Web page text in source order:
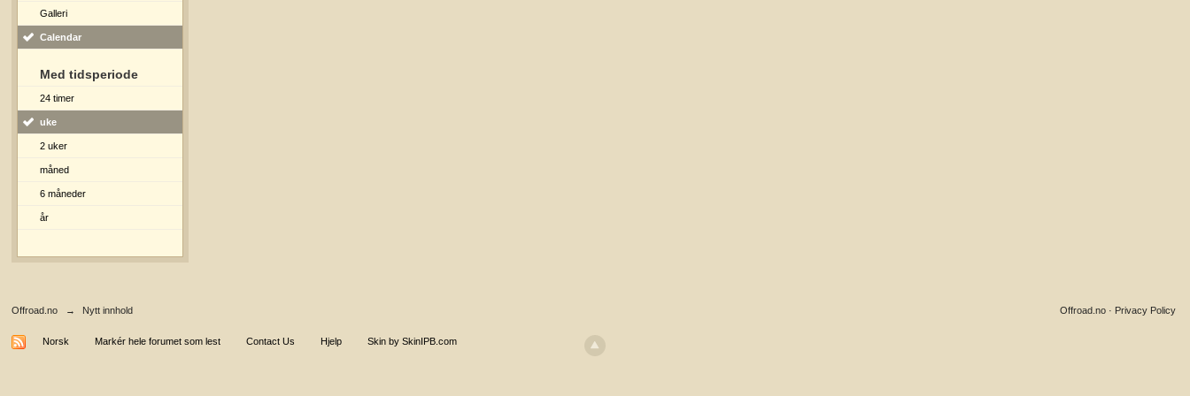
Galleri
Calendar
Med tidsperiode
24 timer
uke
2 uker
måned
6 måneder
år
Offroad.no → Nytt innhold Privacy Policy
Offroad.no ·
Norsk Markér hele forumet som lest Contact Us Hjelp Skin by SkinIPB.com